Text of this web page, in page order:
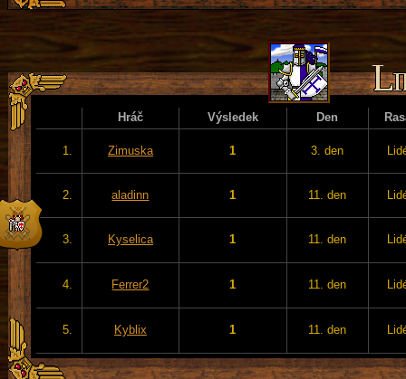
Hráč Výsledek Den
1. Zimuska 1 3. den
2. aladinn 1 11. den
3. Kyselica 1 11. den
4. Ferrer2 1 11. den
5. Kyblix 1 11. den